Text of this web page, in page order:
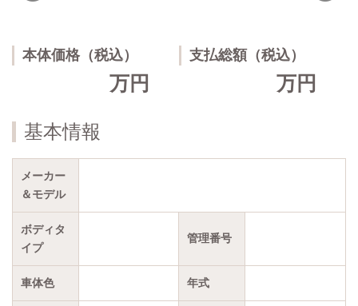
本体価格（税込）
万円
支払総額（税込）
万円
基本情報
メーカー
＆モデル
ボディタ
イプ
管理番号
車体色 年式